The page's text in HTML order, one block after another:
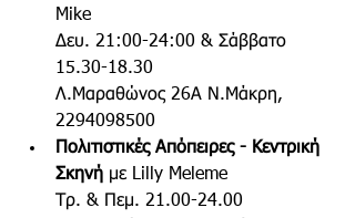
Mike
Δευ. 21:00-24:00 & Σάββατο
15.30-18.30
Λ.Μαραθώνος 26Α Ν.Μάκρη,
2294098500
Πολιτιστικές Απόπειρες - Κεντρική
Σκηνή με Lilly Meleme
Τρ. & Πεμ. 21.00-24.00